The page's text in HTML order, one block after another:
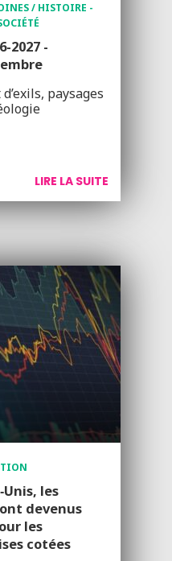
/ HISTOIRE -
2027 -
paysages
LIRE LA SUITE
les
devenus
les
cotées